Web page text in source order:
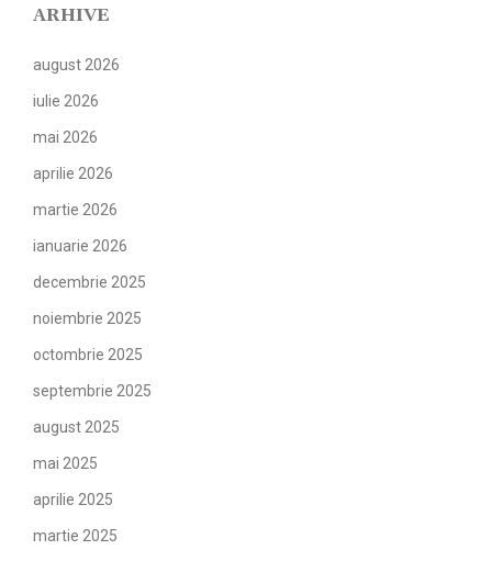
ARHIVE
august 2026
iulie 2026
mai 2026
aprilie 2026
martie 2026
ianuarie 2026
decembrie 2025
noiembrie 2025
octombrie 2025
septembrie 2025
august 2025
mai 2025
aprilie 2025
martie 2025